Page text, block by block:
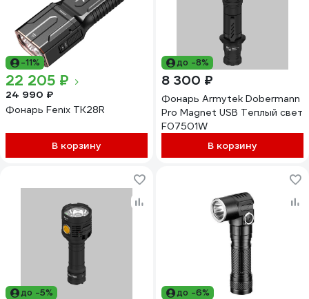
-11%
22 205 ₽
24 990 ₽
Фонарь Fenix TK28R
В корзину
до -8%
8 300 ₽
Фонарь Armytek Dobermann
Pro Magnet USB Теплый свет
F07501W
В корзину
до -5% до -6%